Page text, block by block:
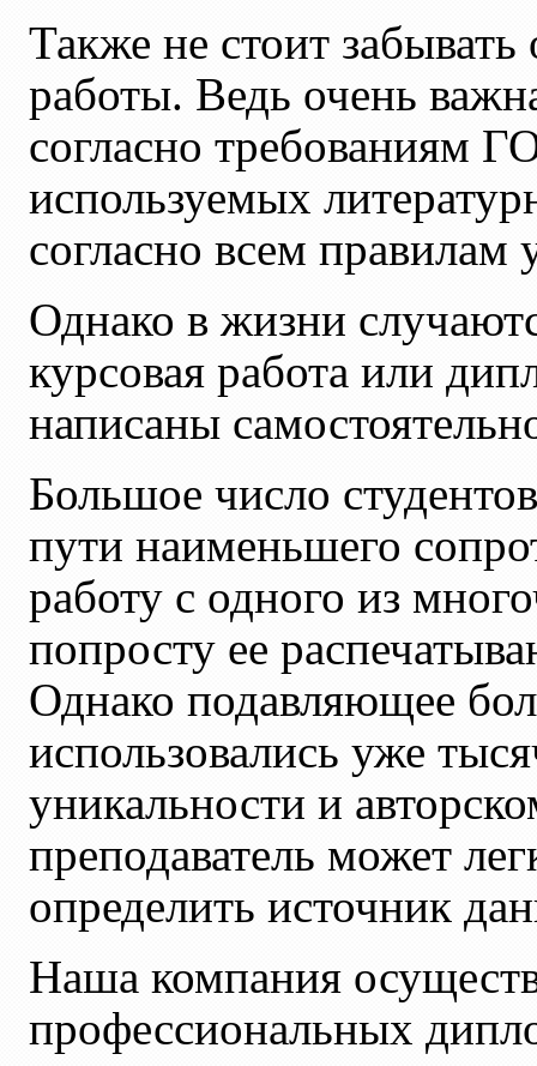
Также не стоит
работы. Ведь очень
согласно требованиям
используемых
согласно всем правилам
Однако в жизни
курсовая работа или
написаны
Большое число
пути наименьшего
работу с одного из
попросту ее
Однако подавляющее
использовались уже
уникальности и
преподаватель может
определить источник
Наша компания
профессиональных